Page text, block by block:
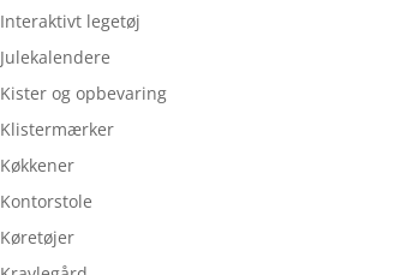
Interaktivt legetøj
Julekalendere
Kister og opbevaring
Klistermærker
Køkkener
Kontorstole
Køretøjer